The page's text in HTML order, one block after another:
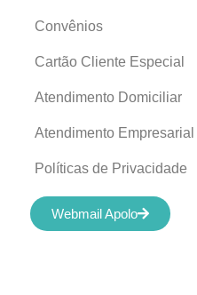
Convênios
Cartão Cliente Especial
Atendimento Domiciliar
Atendimento Empresarial
Políticas de Privacidade
Webmail Apolo